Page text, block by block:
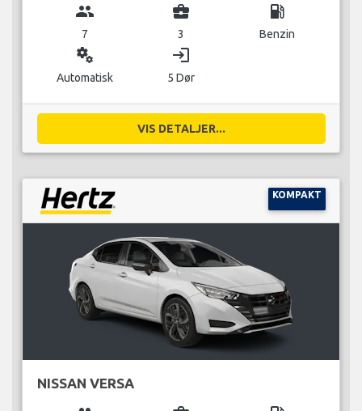
group
7
business_center
3
local_gas_station
Benzin
miscellaneous_services
Automatisk
login
5 Dør
VIS DETALJER...
KOMPAKT
NISSAN VERSA